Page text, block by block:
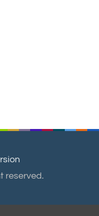
reserved.